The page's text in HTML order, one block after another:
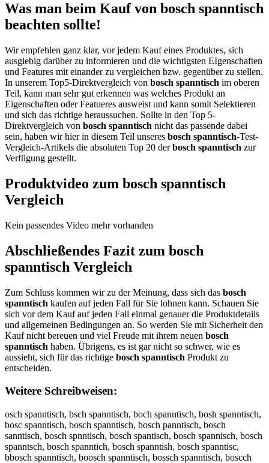
Was man beim Kauf von bosch spanntisch
beachten sollte!
Wir empfehlen ganz klar, vor jedem Kauf eines Produktes, sich
ausgiebig darüber zu informieren und die wichtigsten EIgenschaften
und Features mit einander zu vergleichen bzw. gegenüber zu stellen.
In unserem Top5-Direktvergleich von bosch spanntisch im oberen
Teil, kann man sehr gut erkennen was welches Produkt an
Eigenschaften oder Featueres ausweist und kann somit Selektieren
und sich das richtige heraussuchen. Sollte in den Top 5-
Direktvergleich von bosch spanntisch nicht das passende dabei
sein, haben wir hier in diesem Teil unseres bosch spanntisch-Test-
Vergleich-Artikels die absoluten Top 20 derbosch spanntisch zur
Verfügung gestellt.
Produktvideo zum bosch spanntisch
Vergleich
Kein passendes Video mehr vorhanden
Abschließendes Fazit zum bosch
spanntisch Vergleich
Zum Schluss kommen wir zu der Meinung, dass sich das bosch
spanntisch kaufen auf jeden Fall für Sie lohnen kann. Schauen Sie
sich vor dem Kauf auf jeden Fall einmal genauer die Produktdetails
und allgemeinen Bedingungen an. So werden Sie mit Sicherheit den
Kauf nicht bereuen und viel Freude mit ihrem neuen bosch
spanntisch haben. Übrigens, es ist gar nicht so schwer, wie es
aussieht, sich für das richtige bosch spanntisch Produkt zu
entscheiden.
Weitere Schreibweisen:
osch spanntisch, bsch spanntisch, boch spanntisch, bosh spanntisch,
bosc spanntisch, bosch spanntisch, bosch panntisch, bosch
sanntisch, bosch spnntisch, bosch spantisch, bosch spannisch, bosch
spanntsch, bosch spanntich, bosch spanntish, bosch spanntisc,
bbosch spanntisch, boosch spanntisch, bossch spanntisch, boscch